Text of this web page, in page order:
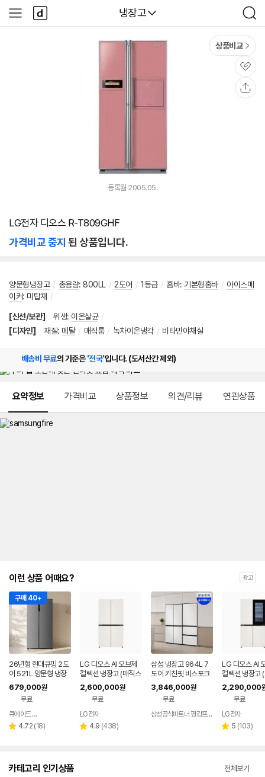
다나와
냉장고
검
색
사
이
다
나
와
상품비교
관
심
등록월 2005.05.
LG전자 디오스 R-T809GHF
가격비교 중지 된 상품입니다.
양문형냉장고 / 총용량: 800LL / 2도어 / 1등급 / 홈바: 기본형홈바 / 아이스메
이커: 미탑재 /
[신선/보관] 위생: 이온살균 /
[디자인]
재질: 메탈 / 매직룸 / 녹차이온냉각 / 비타민야채실
배송비 무료의 기준은'전국'입니다. (도서산간 제외)
요약정보 가격비교 상품정보 의견/리뷰 연관상품
이런 상품 어때요? 광고
구매 40+
26년형 현대큐밍 2도
어 521L 양문형 냉장
고 실버 가정용 사무실
QRSE52TSS3Y
679,000원
무료
큐에이드 스토어
별 4.72 리
(18)
LG 디오스 AI 오브제
컬렉션 냉장고 (매직스
페이스) T876MEE1
H1
2,600,000원
무료
LG전자
별 4.9 리
(438)
삼성 냉장고 964L 7
도어 키친핏 비스포크
빌트인 비스코프 900
리터
3,846,000원
무료
삼성공식파트너 평강프라자
LG 디오스 AI
컬렉션 냉장고
매직스페이스
MEE412
2,290,000
무료
LG전자
별 5 리
(103)
카테고리 인기상품 전체보기